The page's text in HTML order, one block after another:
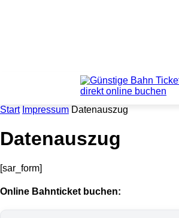
Start Impressum Datenauszug
Datenauszug
[sar_form]
Online Bahnticket buchen: